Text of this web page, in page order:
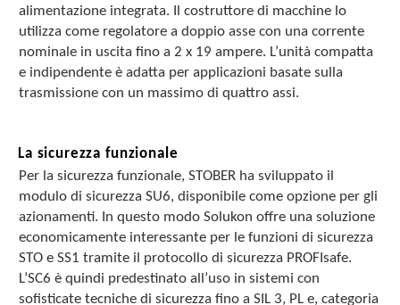
alimentazione integrata. Il costruttore di macchine lo
utilizza come regolatore a doppio asse con una corrente
nominale in uscita fino a 2 x 19 ampere. L’unità compatta
e indipendente è adatta per applicazioni basate sulla
trasmissione con un massimo di quattro assi.
La sicurezza funzionale
Per la sicurezza funzionale, STOBER ha sviluppato il
modulo di sicurezza SU6, disponibile come opzione per gli
azionamenti. In questo modo Solukon offre una soluzione
economicamente interessante per le funzioni di sicurezza
STO e SS1 tramite il protocollo di sicurezza PROFIsafe.
L’SC6 è quindi predestinato all’uso in sistemi con
sofisticate tecniche di sicurezza fino a SIL 3, PL e, categoria